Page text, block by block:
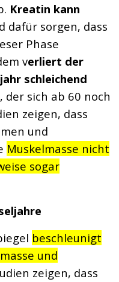
Kreatin kann
dafür sorgen, dass
Phase
verliert der
schleichend
der sich ab 60 noch
zeigen, dass
und
Muskelmasse nicht
sogar
beschleunigt
und
zeigen, dass